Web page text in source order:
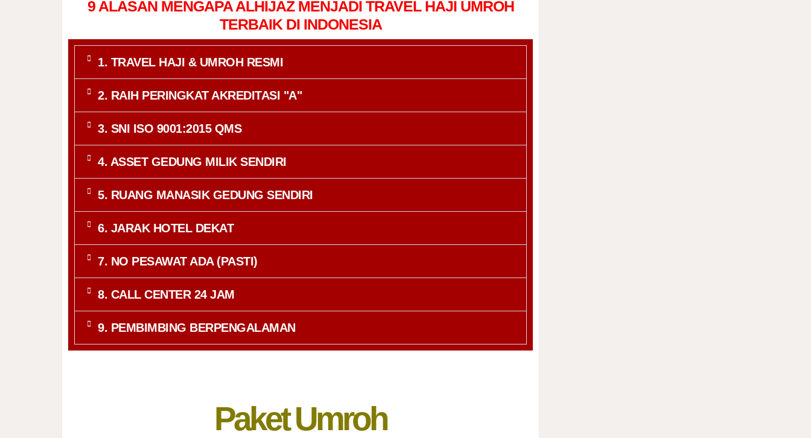
9 ALASAN MENGAPA ALHIJAZ MENJADI TRAVEL HAJI UMROH
TERBAIK DI INDONESIA
1. TRAVEL HAJI & UMROH RESMI
2. RAIH PERINGKAT AKREDITASI "A"
3. SNI ISO 9001:2015 QMS
4. ASSET GEDUNG MILIK SENDIRI
5. RUANG MANASIK GEDUNG SENDIRI
6. JARAK HOTEL DEKAT
7. NO PESAWAT ADA (PASTI)
8. CALL CENTER 24 JAM
9. PEMBIMBING BERPENGALAMAN
Paket Umroh